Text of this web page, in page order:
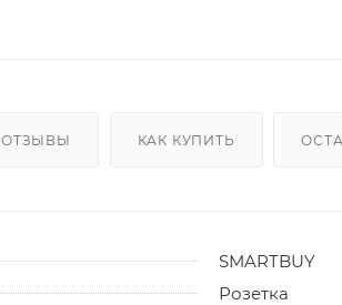
ОТЗЫВЫ КАК КУПИТЬ
SMARTBUY
Розетка